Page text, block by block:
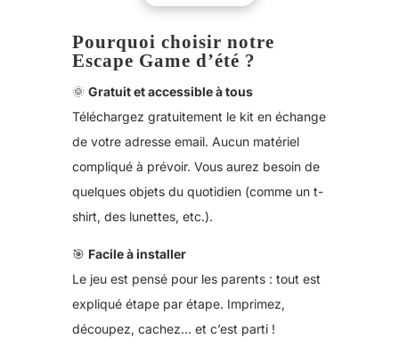
Pourquoi choisir notre
Escape Game d’été ?
🌞 Gratuit et accessible à tous
Téléchargez gratuitement le kit en échange
de votre adresse email. Aucun matériel
compliqué à prévoir. Vous aurez besoin de
quelques objets du quotidien (comme un t-
shirt, des lunettes, etc.).
🎯 Facile à installer
Le jeu est pensé pour les parents : tout est
expliqué étape par étape. Imprimez,
découpez, cachez… et c’est parti !